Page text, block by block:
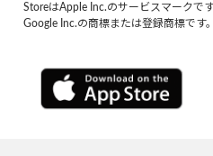
StoreはApple Inc.のサービスマークで
Google Inc.の商標または登録商標です。